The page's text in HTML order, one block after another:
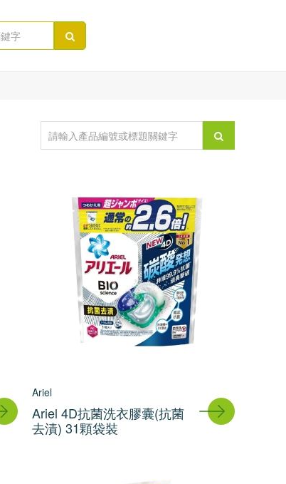
Ariel
Ariel 4D抗菌洗衣膠囊(抗菌
去漬) 31顆袋裝